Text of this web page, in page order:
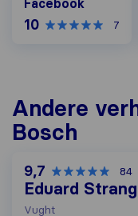
Facebook
10 7
Andere
Bosch
9,7 84
Eduard
Vught